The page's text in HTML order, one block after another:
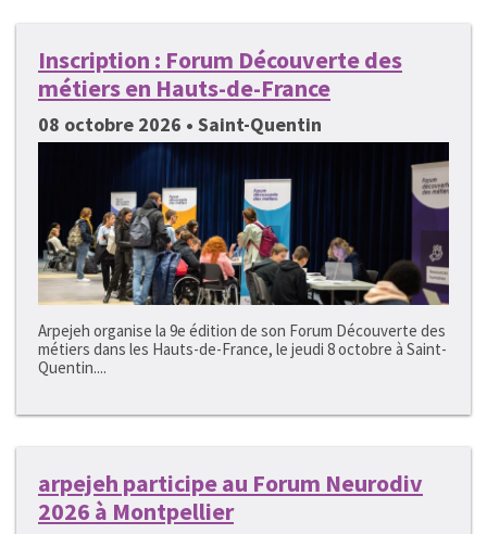
Inscription : Forum Découverte des
métiers en Hauts-de-France
08 octobre 2026 • Saint-Quentin
Arpejeh organise la 9e édition de son Forum Découverte des
métiers dans les Hauts-de-France, le jeudi 8 octobre à Saint-
Quentin....
arpejeh participe au Forum Neurodiv
2026 à Montpellier